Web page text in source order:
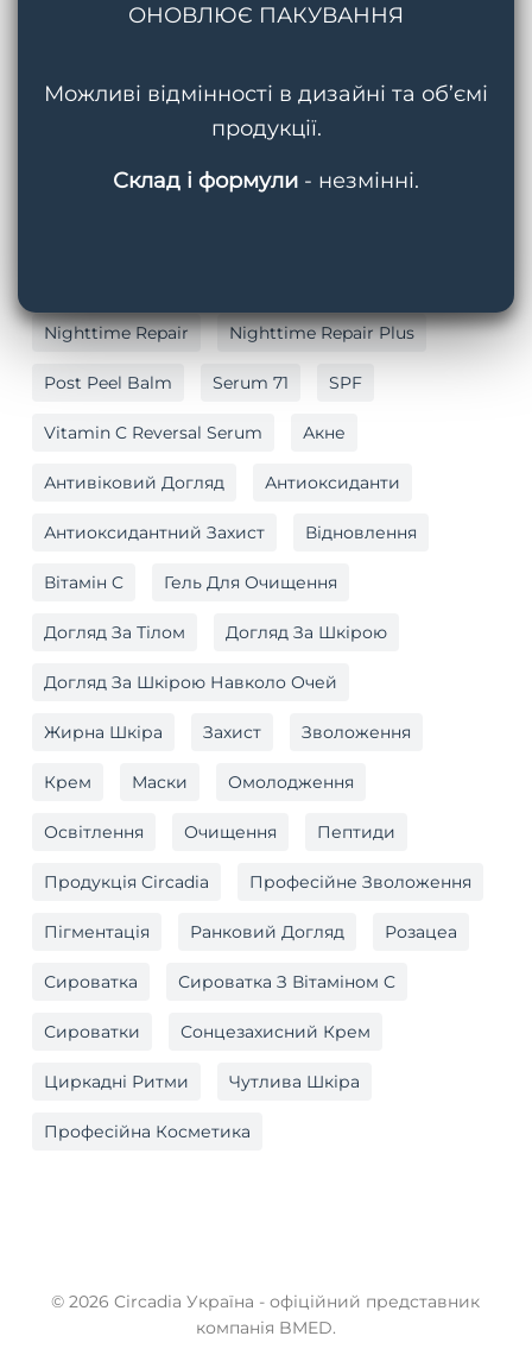
AquaPorin Hydrating Cream BMED
Cleansing Gel With Mandelic Acid
Hydralox Light Day Sunscreen SPF 37
Nighttime Repair Nighttime Repair Plus
Post Peel Balm Serum 71 SPF
Vitamin C Reversal Serum Акне
Антивіковий Догляд Антиоксиданти
Антиоксидантний Захист Відновлення
Вітамін C Гель Для Очищення
Догляд За Тілом Догляд За Шкірою
Догляд За Шкірою Навколо Очей
Жирна Шкіра Захист Зволоження
Крем Маски Омолодження
Освітлення Очищення Пептиди
Продукція Circadia Професійне Зволоження
Пігментація Ранковий Догляд Розацеа
Сироватка Сироватка З Вітаміном C
Сироватки Сонцезахисний Крем
Циркадні Ритми Чутлива Шкіра
Професійна Косметика
© 2026 Circadia Україна - офіційний представник
компанія BMED.
ОНОВЛЮЄ ПАКУВАННЯ
Можливі відмінності в дизайні та об’ємі
продукції.
Склад і формули - незмінні.